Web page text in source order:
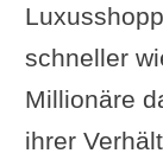
schneller
Millionäre
ihrer